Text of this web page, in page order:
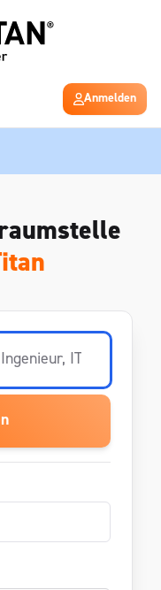
Anmelden